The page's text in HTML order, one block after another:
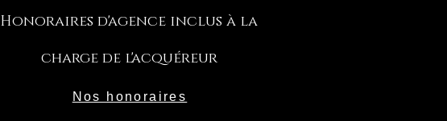
Honoraires d'agence inclus à la
charge de l'acquéreur
Nos honoraires